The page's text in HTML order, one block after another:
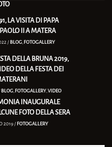
LA VISITA DI PAPA
II A MATERA
/ BLOG, FOTOGALLERY
DELLA BRUNA 2019,
DELLA FESTA DEI
BLOG, FOTOGALLERY, VIDEO
INAUGURALE
FOTO DELLA SERA
2019 / FOTOGALLERY